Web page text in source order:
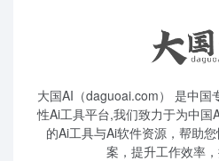
大国AI（daguoai.com） 是中国
性Ai工具平台,我们致力于为中国
的Ai工具与Ai软件资源，帮助
案，提升工作效率，